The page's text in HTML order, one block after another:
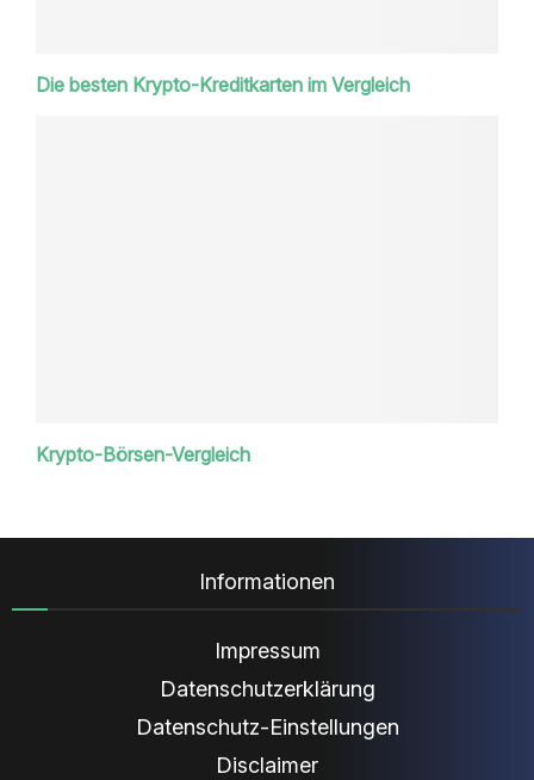
Die besten Krypto-Kreditkarten im Vergleich
Krypto-Börsen-Vergleich
Informationen
Impressum
Datenschutzerklärung
Datenschutz-Einstellungen
Disclaimer